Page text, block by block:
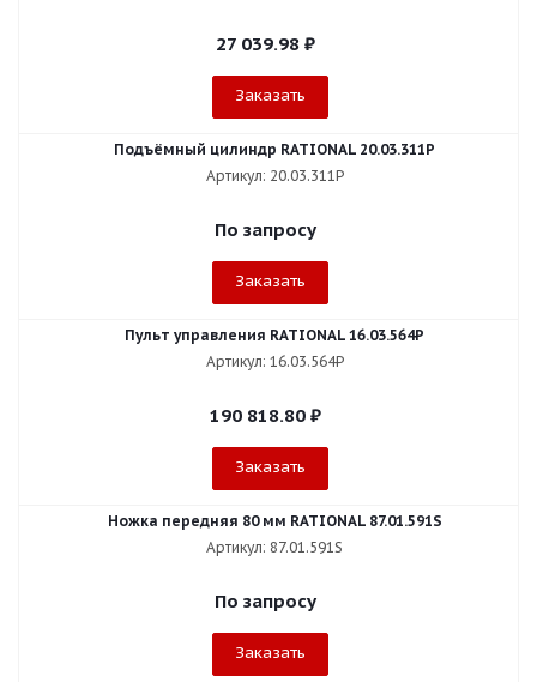
27 039.98 ₽
Заказать
Подъёмный цилиндр RATIONAL 20.03.311P
Артикул: 20.03.311P
По запросу
Заказать
Пульт управления RATIONAL 16.03.564P
Артикул: 16.03.564P
190 818.80 ₽
Заказать
Ножка передняя 80 мм RATIONAL 87.01.591S
Артикул: 87.01.591S
По запросу
Заказать